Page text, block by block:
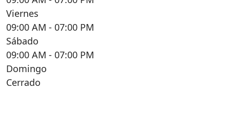
Viernes
09:00 AM - 07:00 PM
Sábado
09:00 AM - 07:00 PM
Domingo
Cerrado